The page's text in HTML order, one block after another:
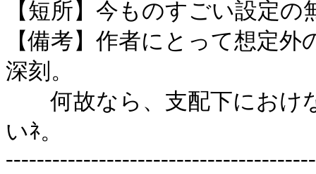
【短所】今ものすごい設定の
【備考】作者にとって想定
深刻。
何故なら、支配下におけ
いﾈ。